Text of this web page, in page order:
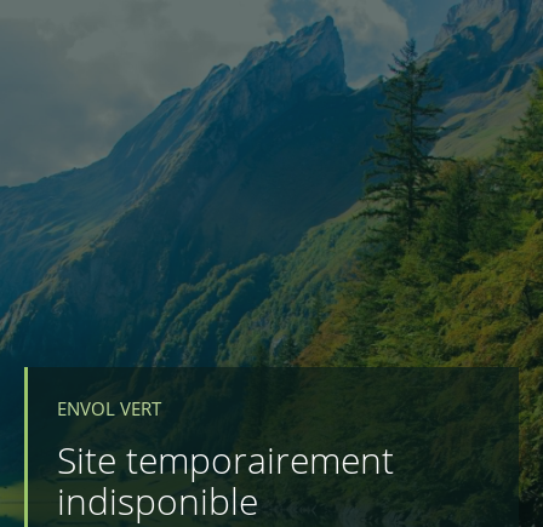
ENVOL VERT
Site temporairement
indisponible